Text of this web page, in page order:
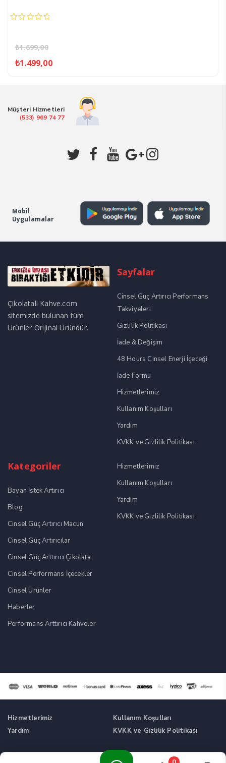
₺1.699,00
Orijinal
fiyat:
₺1.499,00Şu
andaki
₺1.499,00.
Müşteri Hizmetleri
(533) 969 74 77
Mobil
Uygulamalar
Çikolatali Kahve.com
sitemizde bulunan tüm
Ürünler Orijinal Üründür.
Sayfalar
Cinsel Güç Artırıcı Performans
Takviyeleri
Gizlilik Politikası
İade & Değişim
48 Hours Cinsel Enerji İçeceği
İade Formu
Hizmetlerimiz
Kullanım Koşulları
Yardım
KVKK ve Gizlilik Politikası
Kategoriler
Bayan İstek Artırıcı
Blog
Cinsel Güç Artırıcı Macun
Cinsel Güç Artırıcılar
Cinsel Güç Arttırıcı Çikolata
Cinsel Performans İçecekler
Cinsel Ürünler
Haberler
Performans Arttırıcı Kahveler
Hizmetlerimiz
Kullanım Koşulları
Yardım
KVKK ve Gizlilik Politikası
Hizmetlerimiz
Kullanım Koşulları
Yardım
KVKK ve Gizlilik Politikası
Tüm Hakları Saklıdır. © Cinsel Güç Artırıcı Takviyeler -